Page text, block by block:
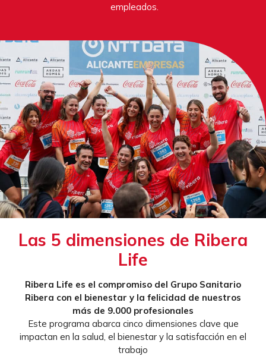
empleados.
Las 5 dimensiones de Ribera
Life
Ribera Life es el compromiso del Grupo Sanitario
Ribera con el bienestar y la felicidad de nuestros
más de 9.000 profesionales
Este programa abarca cinco dimensiones clave que
impactan en la salud, el bienestar y la satisfacción en el
trabajo